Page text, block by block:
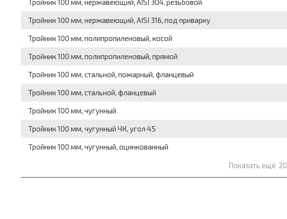
Тройник 100 мм, нержавеющий, AISI 304, резьбовой
Тройник 100 мм, нержавеющий, AISI 316, под приварку
Тройник 100 мм, полипропиленовый, косой
Тройник 100 мм, полипропиленовый, прямой
Тройник 100 мм, стальной, пожарный, фланцевый
Тройник 100 мм, стальной, фланцевый
Тройник 100 мм, чугунный
Тройник 100 мм, чугунный ЧК, угол 45
Тройник 100 мм, чугунный, оцинкованный
Показать ещё 20